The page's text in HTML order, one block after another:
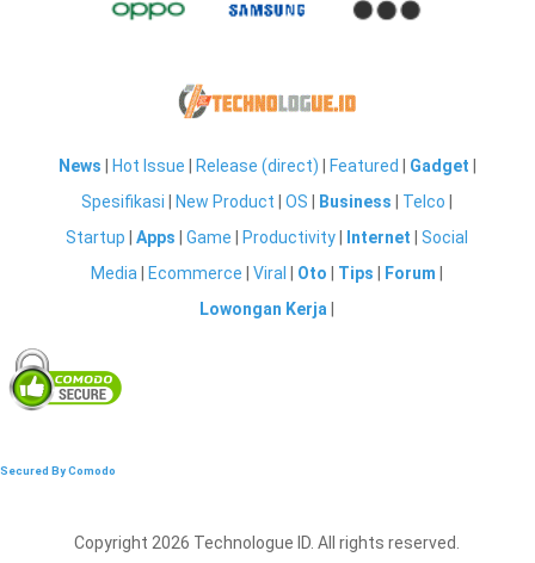
News Hot Issue Release (direct) Featured Gadget
Spesifikasi
New Product |OS Business Telco
Startup |Apps |Game Productivity Internet |Social
Media
Ecommerce |Viral Oto Tips Forum
Lowongan Kerja
Secured By Comodo
Copyright 2026 Technologue ID. All rights reserved.